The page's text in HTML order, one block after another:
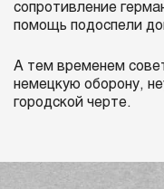
сопротивление
помощь подоспели
А тем временем
немецкую оборону,
городской черте.